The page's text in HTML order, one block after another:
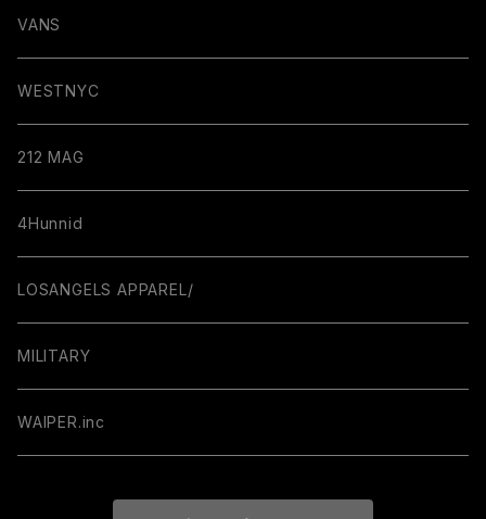
VANS
WESTNYC
212 MAG
4Hunnid
LOSANGELS APPAREL/
MILITARY
WAIPER.inc